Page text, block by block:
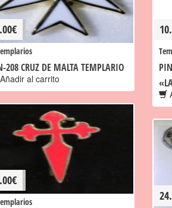
€
208 CRUZ DE MALTA TEMPLARIO
Añadir al carrito
€